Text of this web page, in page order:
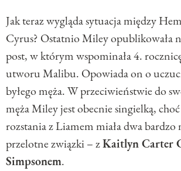
Jak teraz wygląda sytuacja między
Cyrus? Ostatnio Miley opublikowała
post, w którym wspominała 4.
utworu Malibu. Opowiada on o
byłego męża. W przeciwieństwie do
męża Miley jest obecnie singielką,
rozstania z Liamem miała dwa bardzo
przelotne związki – zKaitlyn Carter
Simpsonem.